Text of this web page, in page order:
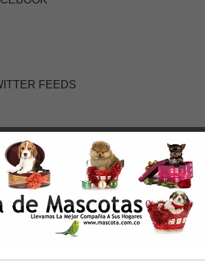
FEEDS
Date la Oportunidad de
integrante de tu familia, Tienda de
Criaderos de Perros Medellin.
Medellin, Cachorros Medellin,
Online en Medellin, Productos